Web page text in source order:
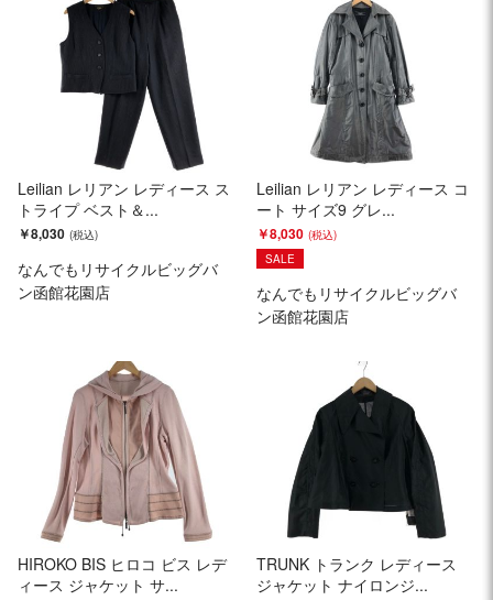
Leilian レリアン レディース ス
トライプ ベスト＆...
￥8,030
なんでもリサイクルビッグバ
ン函館花園店
Leilian レリアン レディース コ
ート サイズ9 グレ...
￥8,030
SALE
なんでもリサイクルビッグバ
ン函館花園店
HIROKO BIS ヒロコ ビス レデ
ィース ジャケット サ...
TRUNK トランク レディース
ジャケット ナイロンジ...